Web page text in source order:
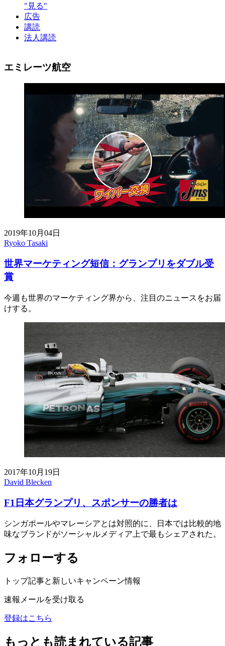
"見る"
広告
講読
法人講読
エミレーツ航空
2019年10月04日
Ryoko Tasaki
世界マーケティング短信：グランプリをダブル受
賞
今週も世界のマーケティング界から、注目のニュースをお届
けする。
2017年10月19日
David Blecken
F1日本グランプリ、スポンサーの勝者は
シンガポールやマレーシアとは対照的に、日本では比較的地
味なブランドがソーシャルメディア上で最もシェアされた。
フォローする
トップ記事と新しいキャンペーン情報
速報メールを受け取る
登録はこちら
もっとも読まれている記事